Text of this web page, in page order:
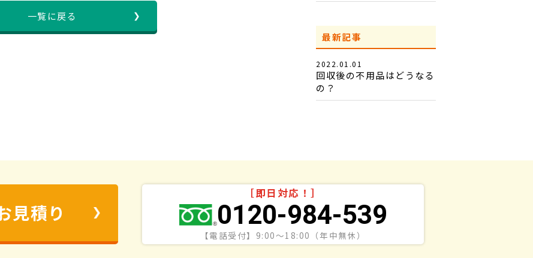
一覧に戻る
最新記事
2022.01.01
回収後の不用品はどうなる
の？
見積り
［即日対応！］
0120-984-539
【電話受付】9:00〜18:00（年中無休）